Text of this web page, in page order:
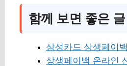
함께 보면 좋은 글
삼성카드 상생페이
상생페이백 온라인